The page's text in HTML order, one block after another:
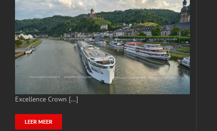
Excellence Crown […]
LEER MEER